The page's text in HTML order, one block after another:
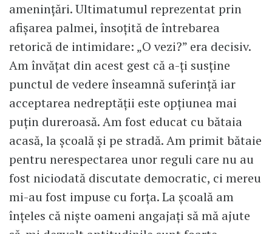
amenințări. Ultimatumul reprezentat prin
afișarea palmei, însoțită de întrebarea
retorică de intimidare: „O vezi?” era decisiv.
Am învățat din acest gest că a-ți susține
punctul de vedere înseamnă suferință iar
acceptarea nedreptății este opțiunea mai
puțin dureroasă. Am fost educat cu bătaia
acasă, la școală și pe stradă. Am primit bătaie
pentru nerespectarea unor reguli care nu au
fost niciodată discutate democratic, ci mereu
mi-au fost impuse cu forța. La școală am
înțeles că niște oameni angajați să mă ajute